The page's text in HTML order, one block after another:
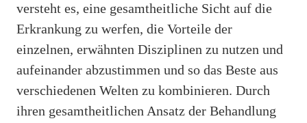
versteht es, eine gesamtheitliche Sicht auf die
Erkrankung zu werfen, die Vorteile der
einzelnen, erwähnten Disziplinen zu nutzen und
aufeinander abzustimmen und so das Beste aus
verschiedenen Welten zu kombinieren. Durch
ihren gesamtheitlichen Ansatz der Behandlung